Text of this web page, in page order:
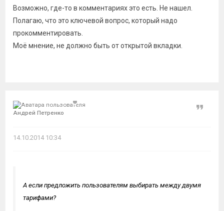
Возможно, где-то в комментариях это есть. Не нашел.
Полагаю, что это ключевой вопрос, который надо
прокомментировать.
Моё мнение, не должно быть от открытой вкладки.
Андрей Петренко
Цитата
14.10.2014 10:34
А если предложить пользователям выбирать между двумя
тарифами?